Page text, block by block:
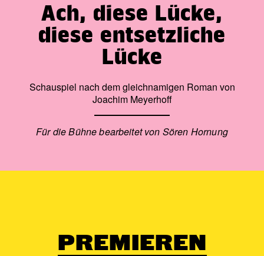
Ach, diese Lücke,
diese entsetzliche
Lücke
Schauspiel nach dem gleichnamigen Roman von
Joachim Meyerhoff
Für die Bühne bearbeitet von Sören Hornung
PREMIEREN